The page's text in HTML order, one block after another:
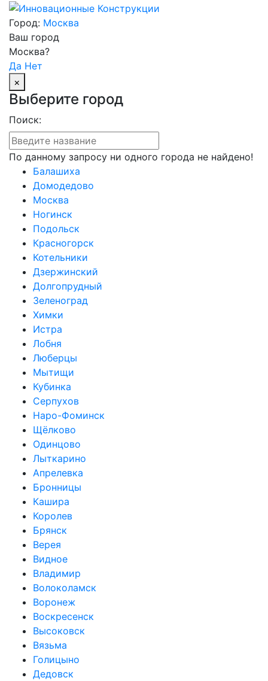
Город: Москва
Ваш город
Москва?
Да Нет
×
Выберите город
Поиск:
По данному запросу ни одного города не найдено!
Балашиха
Домодедово
Москва
Ногинск
Подольск
Красногорск
Котельники
Дзержинский
Долгопрудный
Зеленоград
Химки
Истра
Лобня
Люберцы
Мытищи
Кубинка
Серпухов
Наро-Фоминск
Щёлково
Одинцово
Лыткарино
Апрелевка
Бронницы
Кашира
Королев
Брянск
Верея
Видное
Владимир
Волоколамск
Воронеж
Воскресенск
Высоковск
Вязьма
Голицыно
Дедовск